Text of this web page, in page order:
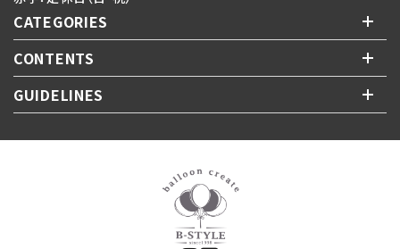
CATEGORIES
CONTENTS
GUIDELINES